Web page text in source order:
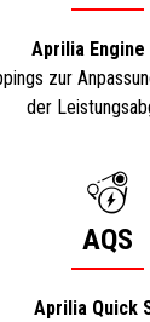
Aprilia Engine
zur
der
AQS
Aprilia Quick